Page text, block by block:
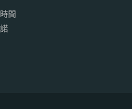
間